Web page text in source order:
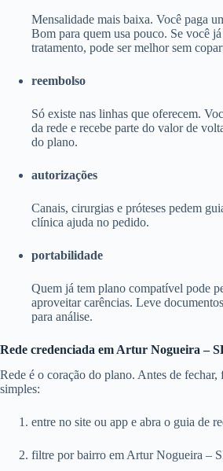
Mensalidade mais baixa. Você paga
Bom para quem usa pouco. Se você
tratamento, pode ser melhor sem
reembolso
Só existe nas linhas que oferecem.
da rede e recebe parte do valor de
do plano.
autorizações
Canais, cirurgias e próteses pedem
clínica ajuda no pedido.
portabilidade
Quem já tem plano compatível pode
aproveitar carências. Leve
para análise.
Rede credenciada em Artur Nogueira –
Rede é o coração do plano. Antes de fechar,
simples:
entre no site ou app e abra o guia de
filtre por bairro em Artur Nogueira –